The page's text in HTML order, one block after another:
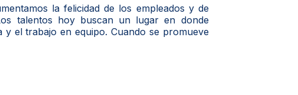
la felicidad de los empleados y de
talentos hoy buscan un lugar en donde
el trabajo en equipo. Cuando se promueve